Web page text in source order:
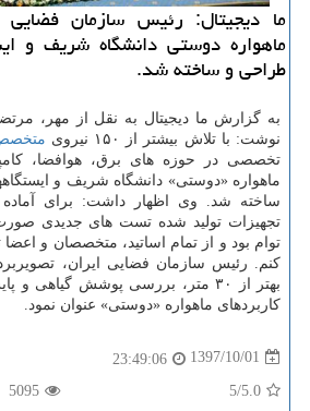
ما دیجیتال: رئیس سازمان فضایی
ماهواره دوستی دانشگاه شریف و
طراحی و ساخته شد.
به گزارش ما دیجیتال به نقل از مهر،
نوشت: با تلاش بیشتر از ۱۵۰ نیروی
تخصصی در حوزه های برق، هوافضا،
ماهواره «دوستی» دانشگاه شریف و
ساخته شد. وی اظهار داشت: برای آماده
تجهیزات تولید شده تست های جدیدی
توام بود و از تمام اساتید، متخصصان و اعضا
كنم. رئیس سازمان فضایی ایران،
بهتر از ۳۰ متر، بررسی پوشش گیاهی
كاربردهای ماهواره «دوستی» عنوان نمود.
1397/10/01
23:49:06
5.0
/5
5095